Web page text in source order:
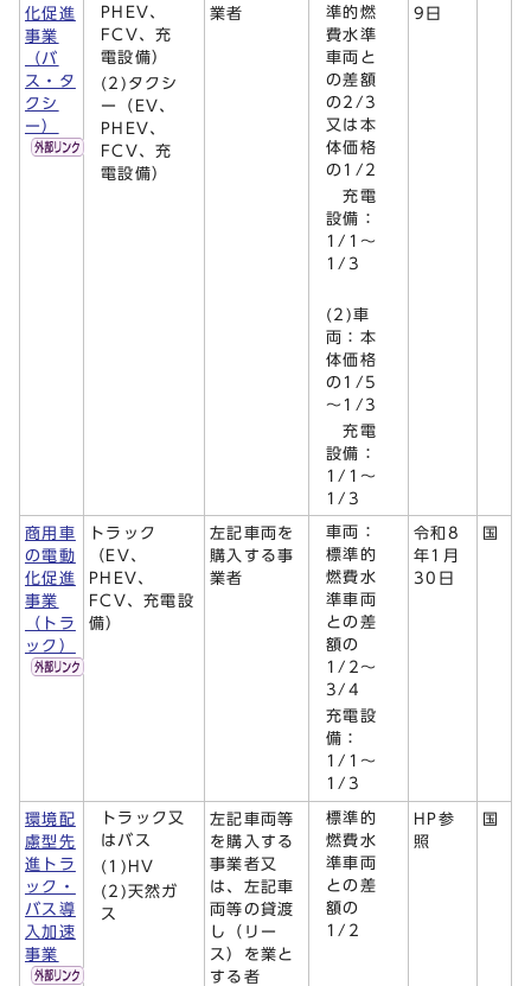
化促進
事業
（バ
ス・タ
クシ
ー）
PHEV、
FCV、充
電設備）
(2)タクシ
ー（EV、
PHEV、
FCV、充
電設備）
業者
準的燃
費水準
車両と
の差額
の2/3
又は本
体価格
の1/2
充電
設備：
1/1～
1/3
(2)車
両：本
体価格
の1/5
～1/3
充電
設備：
1/1～
1/3
9日
商用車
の電動
化促進
事業
（トラ
ック）
トラック
（EV、
PHEV、
FCV、充電設
備）
左記車両を
購入する事
業者
車両：
標準的
燃費水
準車両
との差
額の
1/2～
3/4
充電設
備：
1/1～
1/3
令和8
年1月
30日
国
環境配
慮型先
進トラ
ック・
バス導
入加速
事業
トラック又
はバス
(1)HV
(2)天然ガ
ス
左記車両等
を購入する
事業者又
は、左記車
両等の貸渡
し（リー
ス）を業と
する者
標準的
燃費水
準車両
との差
額の
1/2
HP参
照
国